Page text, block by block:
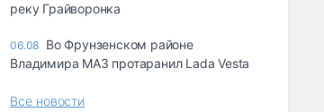
реку Грайворонка
06.08 Во Фрунзенском районе
Владимира МАЗ протаранил Lada Vesta
Все новости